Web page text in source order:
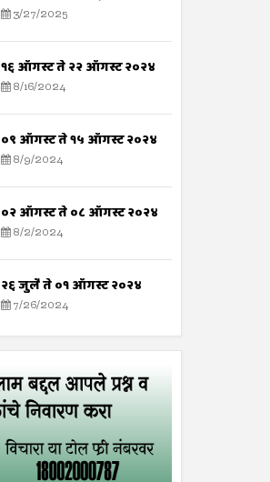
3/27/2025
१६ ऑगस्ट ते २२ ऑगस्ट २०२४
8/16/2024
०९ ऑगस्ट ते १५ ऑगस्ट २०२४
8/9/2024
०२ ऑगस्ट ते ०८ ऑगस्ट २०२४
8/2/2024
२६ जुलै ते ०१ ऑगस्ट २०२४
7/26/2024